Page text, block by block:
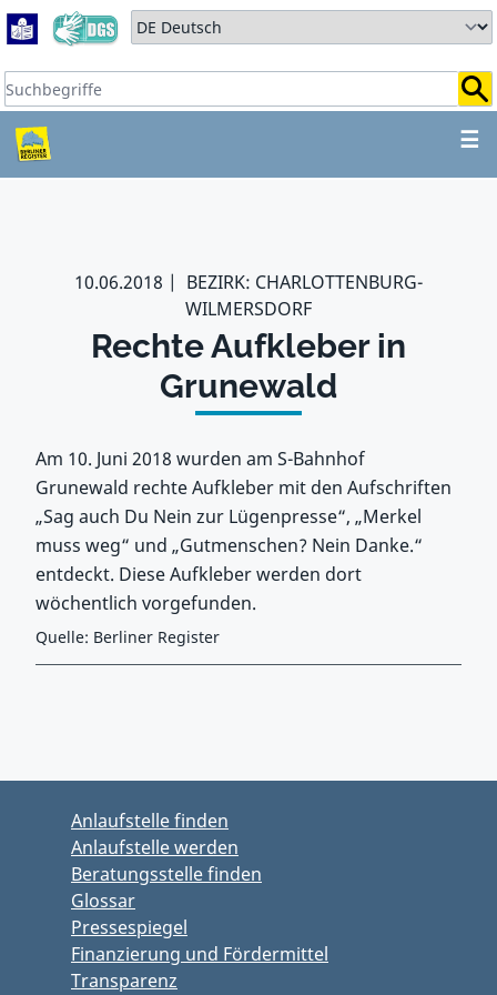
Zum Hauptbereich springen
Zum Hauptmenü springen
Sprache auswählen:
Suchbegriffe:
☰
ZUM HAUPTBEREICH
10.06.2018
BEZIRK: CHARLOTTENBURG-
WILMERSDORF
Rechte Aufkleber in
Grunewald
Am 10. Juni 2018 wurden am S-Bahnhof
Grunewald rechte Aufkleber mit den Aufschriften
„Sag auch Du Nein zur Lügenpresse“, „Merkel
muss weg“ und „Gutmenschen? Nein Danke.“
entdeckt. Diese Aufkleber werden dort
wöchentlich vorgefunden.
Quelle: Berliner Register
Anlaufstelle finden
Anlaufstelle werden
Beratungsstelle finden
Glossar
Pressespiegel
Finanzierung und Fördermittel
Transparenz